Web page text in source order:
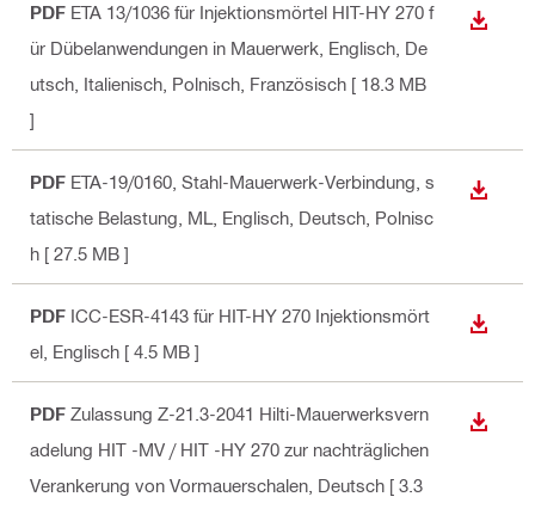
PDF ETA 13/1036 für Injektionsmörtel HIT-HY 270 f
ür Dübelanwendungen in Mauerwerk , Englisch, De
utsch, Italienisch, Polnisch, Französisch [ 18.3 MB
]
PDF ETA-19/0160, Stahl-Mauerwerk-Verbindung, s
tatische Belastung, ML , Englisch, Deutsch, Polnisc
h [ 27.5 MB ]
PDF ICC-ESR-4143 für HIT-HY 270 Injektionsmört
el , Englisch [ 4.5 MB ]
PDF Zulassung Z-21.3-2041 Hilti-Mauerwerksvern
adelung HIT -MV / HIT -HY 270 zur nachträglichen
Verankerung von Vormauerschalen , Deutsch [ 3.3